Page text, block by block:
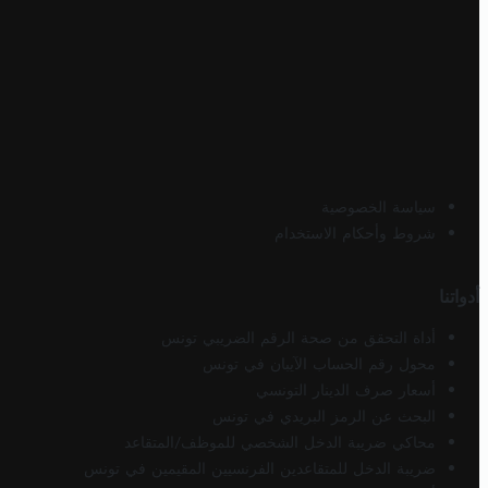
سياسة الخصوصية
شروط وأحكام الاستخدام
أدواتنا
أداة التحقق من صحة الرقم الضريبي تونس
محول رقم الحساب الآيبان في تونس
أسعار صرف الدينار التونسي
البحث عن الرمز البريدي في تونس
محاكي ضريبة الدخل الشخصي للموظف/المتقاعد
ضريبة الدخل للمتقاعدين الفرنسيين المقيمين في تونس